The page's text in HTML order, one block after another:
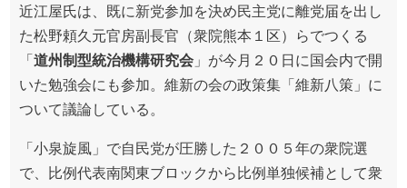
近江屋氏は、既に新党参加を決め民主党に離党届を出し
た松野頼久元官房副長官（衆院熊本１区）らでつくる
「 道州制型統治機構研究会 」が今月２０日に国会内で開
いた勉強会にも参加。維新の会の政策集「維新八策」に
ついて議論している。
「小泉旋風」で自民党が圧勝した２００５年の衆院選
で、比例代表南関東ブロックから比例単独候補として衆